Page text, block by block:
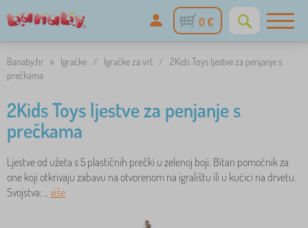
0 €
Banaby.hr » Igračke / Igračke za vrt / 2Kids Toys ljestve za penjanje s
prečkama
2Kids Toys ljestve za penjanje s
prečkama
Ljestve od užeta s 5 plastičnih prečki u zelenoj boji. Bitan pomoćnik za
one koji otkrivaju zabavu na otvorenom na igralištu ili u kućici na drvetu.
Svojstva: .. više